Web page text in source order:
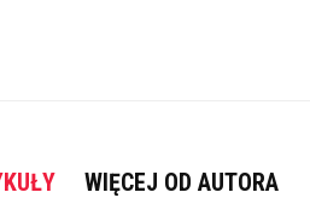
WIĘCEJ OD AUTORA